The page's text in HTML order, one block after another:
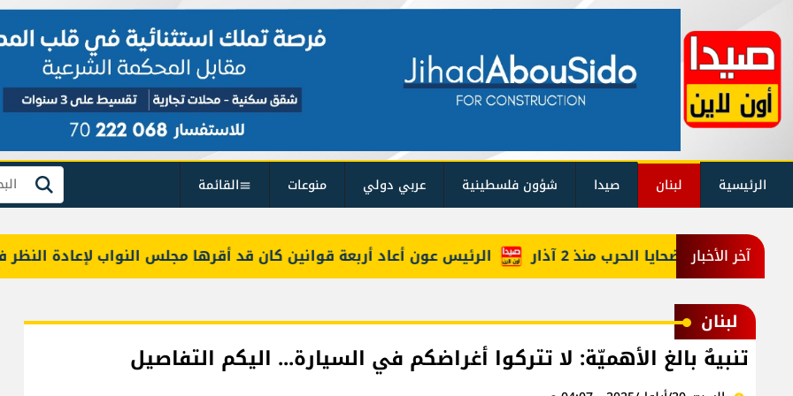
الرئيسية لبنان صيدا شؤون فلسطينية عربي دولي منوعات القائمة بحث
آخر الأخبار الرئيس عون أعاد أربعة قوانين كان قد أقرها مجلس النواب لإعادة النظر فيها حصيلة ضحايا الحرب منذ 2 آذار
لبنان
تنبيهٌ بالغ الأهميّة: لا تتركوا أغراضكم في السيارة... اليكم التفاصيل